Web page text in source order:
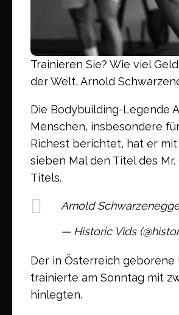
Trainieren Sie? Wie viel
der Welt, Arnold
Die Bodybuilding-Legende
Menschen, insbesondere
Richest berichtet, hat er
sieben Mal den Titel des
Titels.
Arnold
— Historic Vids
Der in Österreich geborene
trainierte am Sonntag mit
hinlegten.